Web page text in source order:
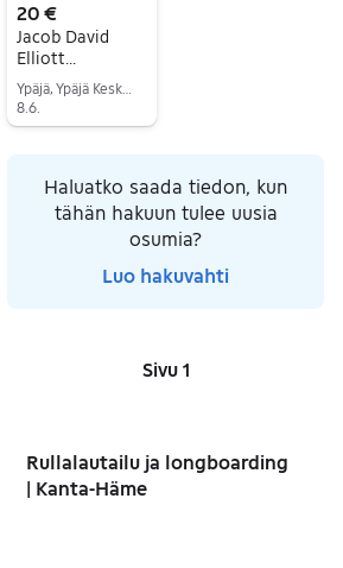
20 €
Jacob David
Elliott
rullaluistimen
renkaat Medium
8.6.
Haluatko saada tiedon, kun
tähän hakuun tulee uusia
osumia?
Luo hakuvahti
Sivut
Sivu 1
Rullalautailu ja longboarding
| Kanta-Häme